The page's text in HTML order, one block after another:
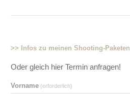
>> Infos zu meinen Shooting-Paketen
Oder gleich hier Termin anfragen!
Vorname (erforderlich)